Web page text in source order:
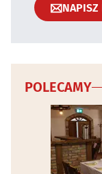
NAPISZ
POLECAMY